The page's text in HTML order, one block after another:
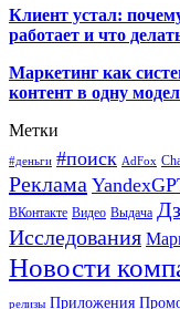
Клиент устал:
работает и что
Маркетинг как
контент в одну
Метки
#деньги #поиск AdFox
Реклама
ВКонтакте Видео Выдача
Исследования
Новости
релизы Приложения